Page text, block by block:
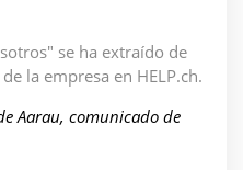
se ha extraído de
la empresa en HELP.ch.
Aarau, comunicado de